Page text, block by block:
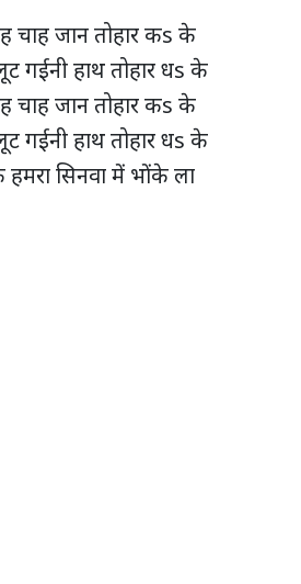
चाह जान तोहार कs के
गईनी हाथ तोहार धs के
चाह जान तोहार कs के
गईनी हाथ तोहार धs के
सिनवा में भोंके ला